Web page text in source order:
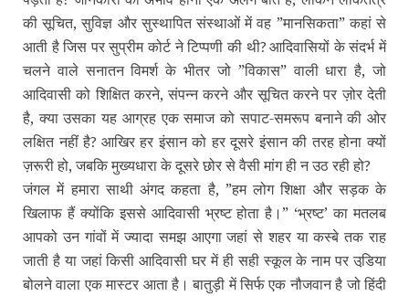
की सूचित, सुविज्ञ और सुस्‍थापित संस्‍थाओं में वह ”मानसिकता” कहां से
आती है जिस पर सुप्रीम कोर्ट ने टिप्‍पणी की थी?आदिवासियों के संदर्भ में
चलने वाले सनातन विमर्श के भीतर जो ”विकास” वाली धारा है, जो
आदिवासी को शिक्षित करने, संपन्‍न करने और सूचित करने पर ज़ोर देती
है, क्‍या उसका यह आग्रह एक समाज को सपाट-समरूप बनाने की ओर
लक्षित नहीं है? आखिर हर इंसान को हर दूसरे इंसान की तरह होना क्‍यों
ज़रूरी हो, जबकि मुख्‍यधारा के दूसरे छोर से वैसी मांग ही न उठ रही हो?
जंगल में हमारा साथी अंगद कहता है, ”हम लोग शिक्षा और सड़क के
खिलाफ हैं क्‍योंकि इससे आदिवासी भ्रष्‍ट होता है।” ‘भ्रष्‍ट’ का मतलब
आपको उन गांवों में ज्‍यादा समझ आएगा जहां से शहर या कस्‍बे तक राह
जाती है या जहां किसी आदिवासी घर में ही सही स्‍कूल के नाम पर उडि़या
बोलने वाला एक मास्‍टर आता है। बातुड़ी में सिर्फ एक नौजवान है जो हिंदी